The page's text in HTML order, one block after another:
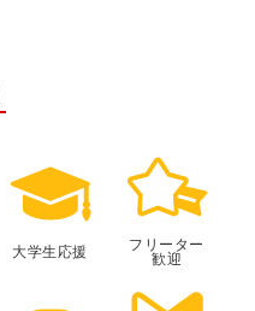
大学生応援
フリーター
歓迎